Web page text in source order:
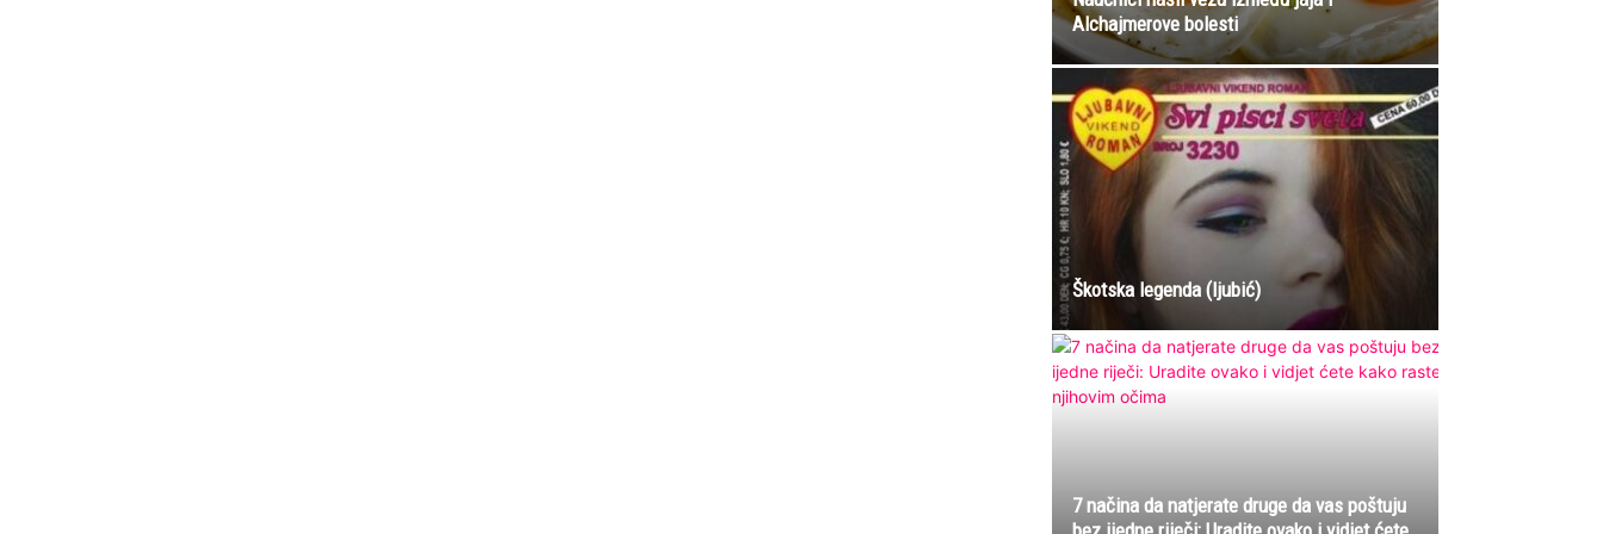
Alchajmerove bolesti
Škotska legenda (ljubić)
7 načina da natjerate druge da vas poštuju